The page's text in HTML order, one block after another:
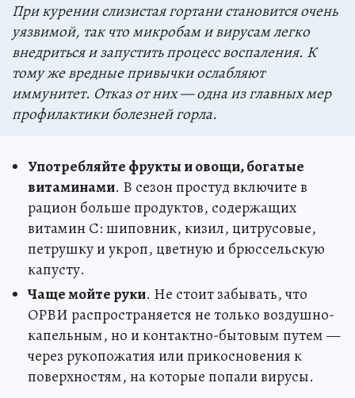
При курении слизистая гортани становится очень
уязвимой, так что микробам и вирусам легко
внедриться и запустить процесс воспаления. К
тому же вредные привычки ослабляют
иммунитет. Отказ от них — одна из главных мер
профилактики болезней горла.
Употребляйте фрукты и овощи, богатые
витаминами. В сезон простуд включите в
рацион больше продуктов, содержащих
витамин С: шиповник, кизил, цитрусовые,
петрушку и укроп, цветную и брюссельскую
капусту.
Чаще мойте руки. Не стоит забывать, что
ОРВИ распространяется не только воздушно-
капельным, но и контактно-бытовым путем —
через рукопожатия или прикосновения к
поверхностям, на которые попали вирусы.